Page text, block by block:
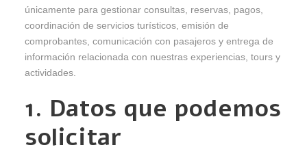
únicamente para gestionar consultas, reservas, pagos,
coordinación de servicios turísticos, emisión de
comprobantes, comunicación con pasajeros y entrega de
información relacionada con nuestras experiencias, tours y
actividades.
1. Datos que podemos
solicitar